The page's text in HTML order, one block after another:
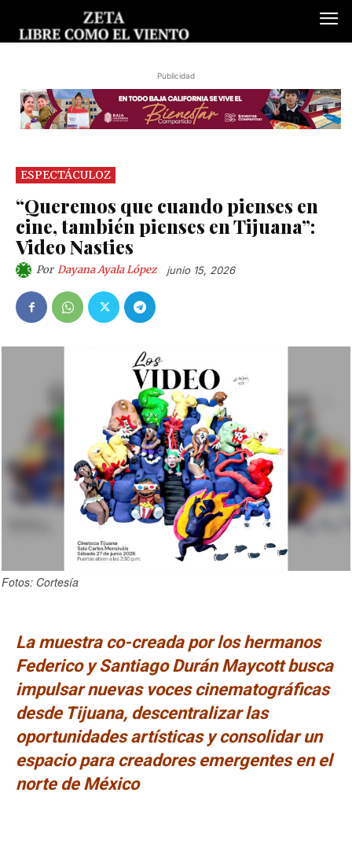
Publicidad
ESPECTÁCULOZ
“Queremos que cuando pienses en
cine, también pienses en Tijuana”:
Video Nasties
Por Dayana Ayala López junio 15, 2026
Fotos: Cortesía
La muestra co-creada por los hermanos
Federico y Santiago Durán Maycott busca
impulsar nuevas voces cinematográficas
desde Tijuana, descentralizar las
oportunidades artísticas y consolidar un
espacio para creadores emergentes en el
norte de México